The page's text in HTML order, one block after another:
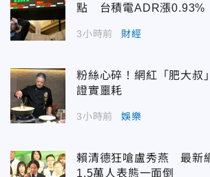
點 台積電ADR漲0.93%
3小時前 財經
粉絲心碎！網紅「肥大
證實噩耗
3小時前 娛樂
賴清德狂嗆盧秀燕 最新
1.5萬人表態一面倒